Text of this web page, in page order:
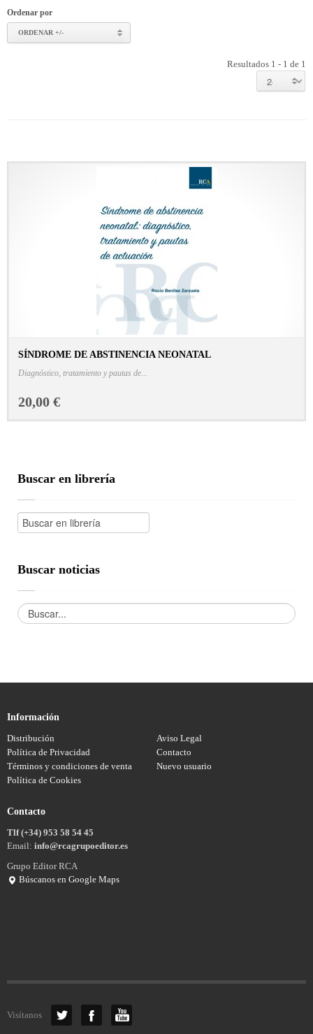
Ordenar por
ORDENAR +/-
Resultados 1 - 1 de 1
SÍNDROME DE ABSTINENCIA NEONATAL
Diagnóstico, tratamiento y pautas de...
20,00 €
Buscar en librería
Buscar noticias
Información
Distribución
Aviso Legal
Política de Privacidad
Contacto
Términos y condiciones de venta
Nuevo usuario
Política de Cookies
Contacto
Tlf (+34) 953 58 54 45
Email: info@rcagrupoeditor.es
Grupo Editor RCA
Búscanos en Google Maps
Visítanos